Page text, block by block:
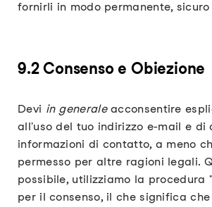
fornirli in modo permanente,
9.2 Consenso e Obiezione
Devi in generaleacconsentire
all'uso del tuo indirizzo e-mail e di
informazioni di contatto, a meno
permesso per altre ragioni legali.
possibile, utilizziamo la procedura
per il consenso, il che significa